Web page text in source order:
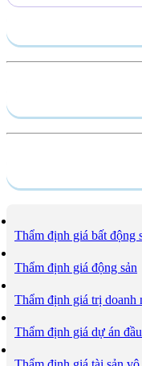
Thẩm định giá bất động
Thẩm định giá động sản
Thẩm định giá trị doanh
Thẩm định giá dự án